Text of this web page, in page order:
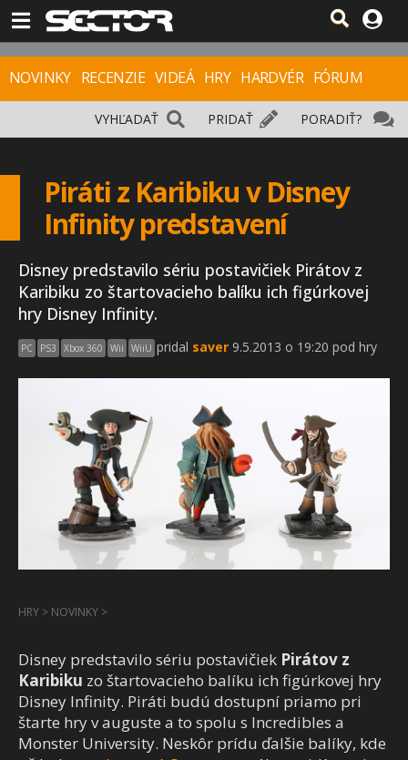
NOVINKY RECENZIE VIDEÁ HRY HARDVÉR FÓRUM
PORADIŤ?
PRIDAŤ
VYHĽADAŤ
Piráti z Karibiku v Disney
Infinity predstavení
Disney predstavilo sériu postavičiek Pirátov z
Karibiku zo štartovacieho balíku ich figúrkovej
hry Disney Infinity.
PC PS3 Xbox 360 Wii WiiU pridal saver 9.5.2013 o 19:20 pod hry
HRY > NOVINKY >
Disney predstavilo sériu postavičiek Pirátov z
Karibiku zo štartovacieho balíku ich figúrkovej hry
Disney Infinity. Piráti budú dostupní priamo pri
štarte hry v auguste a to spolu s Incredibles a
Monster University. Neskôr prídu ďalšie balíky, kde